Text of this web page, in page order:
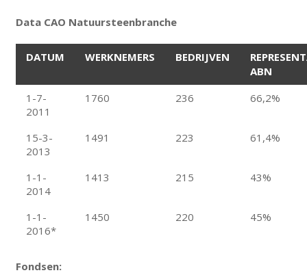
Data CAO Natuursteenbranche
DATUM WERKNEMERS BEDRIJVEN
ABN
1-7-
2011
1760 236 66,2%
15-3-
2013
1491 223 61,4%
1-1-
2014
1413 215 43%
1-1-
2016*
1450 220 45%
Fondsen: